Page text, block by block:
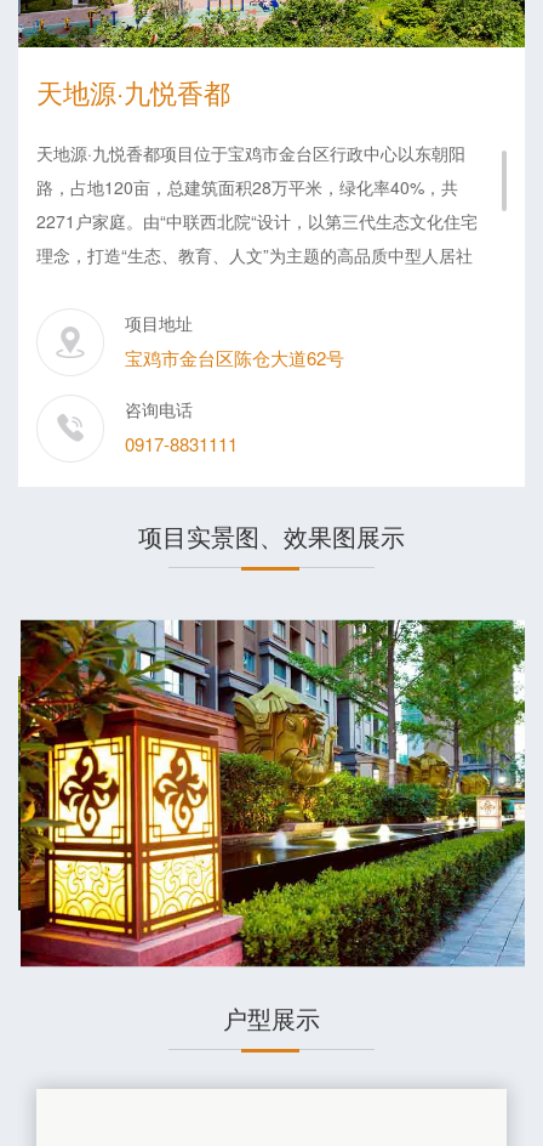
天地源·九悦香都
天地源·九悦香都项目位于宝鸡市金台区行政中心以东朝阳
路，占地120亩，总建筑面积28万平米，绿化率40%，共
2271户家庭。由“中联西北院“设计，以第三代生态文化住宅
理念，打造“生态、教育、人文”为主题的高品质中型人居社
蟠龙生态文化公园， 3大主题公园环绕整个项目周边形成了
天然的氧吧和休憩场所，获得“宝鸡市园林式居住小区”、“物
业管理示范住宅小区”等奖项。项目于2013年1月动工，首期
已于2015年交付入住。目前二期三标段将于2020年底交房，
三期将于2021年底交付业主使用。
项目地址
宝鸡市金台区陈仓大道62号
咨询电话
0917-8831111
项目实景图、效果图展示
户型展示